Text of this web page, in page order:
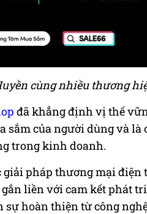
cùng nhiều thương
đã khẳng định vị thế
sắm của người dùng và
trong kinh doanh.
giải pháp thương mại
liền với cam kết phát
hoàn thiện từ công